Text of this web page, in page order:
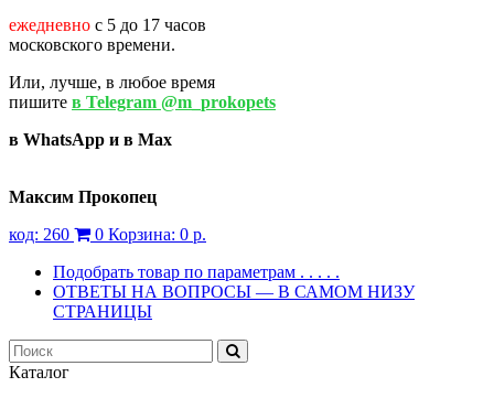
ежедневно с 5 до 17 часов
московского времени.
Или, лучше, в любое время
пишите в Telegram @m_prokopets
в WhatsApp и в Max
Максим Прокопец
код: 260 0 Корзина: 0 р.
Подобрать товар по параметрам . . . . .
ОТВЕТЫ НА ВОПРОСЫ — В САМОМ НИЗУ
СТРАНИЦЫ
Каталог